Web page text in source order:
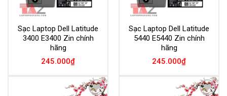
Sạc Laptop Dell Latitude
3400 E3400 Zin chính
hãng
245.000₫
Sạc Laptop Dell Latitude
5440 E5440 Zin chính
hãng
245.000₫